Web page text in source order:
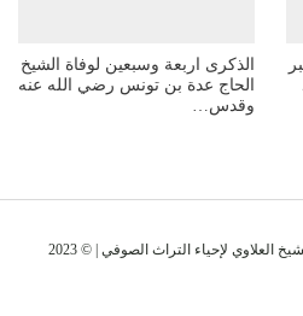
الذكرى اربعة وسبعين لوفاة الشيخ
الحاج عدة بن تونس رضي الله عنه
وقدس…
لإحياء التراث الصوفي | © 2023